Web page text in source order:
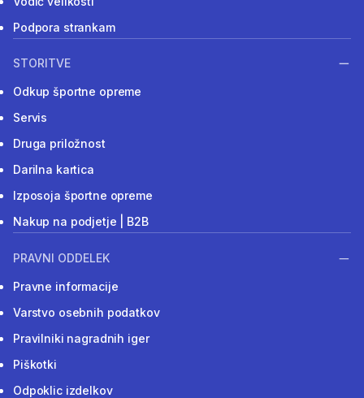
Podpora strankam
STORITVE
Odkup športne opreme
Servis
Druga priložnost
Darilna kartica
Izposoja športne opreme
Nakup na podjetje | B2B
PRAVNI ODDELEK
Pravne informacije
Varstvo osebnih podatkov
Pravilniki nagradnih iger
Piškotki
Odpoklic izdelkov